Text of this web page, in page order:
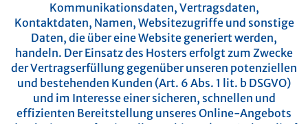
Kommunikationsdaten, Vertragsdaten,
Kontaktdaten, Namen, Websitezugriffe und sonstige
Daten, die über eine Website generiert werden,
handeln. Der Einsatz des Hosters erfolgt zum Zwecke
der Vertragserfüllung gegenüber unseren potenziellen
und bestehenden Kunden (Art. 6 Abs. 1 lit. b DSGVO)
und im Interesse einer sicheren, schnellen und
effizienten Bereitstellung unseres Online-Angebots